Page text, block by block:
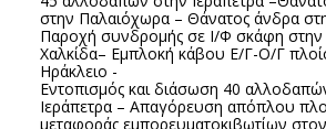
στην Παλαιόχωρα – Θάνατος άνδρα
Παροχή συνδρομής σε Ι/Φ σκάφη στην
Χαλκίδα– Εμπλοκή κάβου Ε/Γ-Ο/Γ
Ηράκλειο -
Εντοπισμός και διάσωση 40
Ιεράπετρα – Απαγόρευση απόπλου
μεταφοράς εμπορευματοκιβωτίων